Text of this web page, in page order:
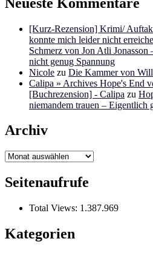
[Kurz-Rezension] Krimi/
konnte mich leider nicht
Schmerz von Jon Atli Jonasson
nicht genug Spannung
Nicole zu Die Kammer von
Calipa » Archives Hope's End
[Buchrezension] - Calipa zu
niemandem trauen – Eigentlich
Archiv
Archiv
Seitenaufrufe
Total Views: 1.387.969
Kategorien